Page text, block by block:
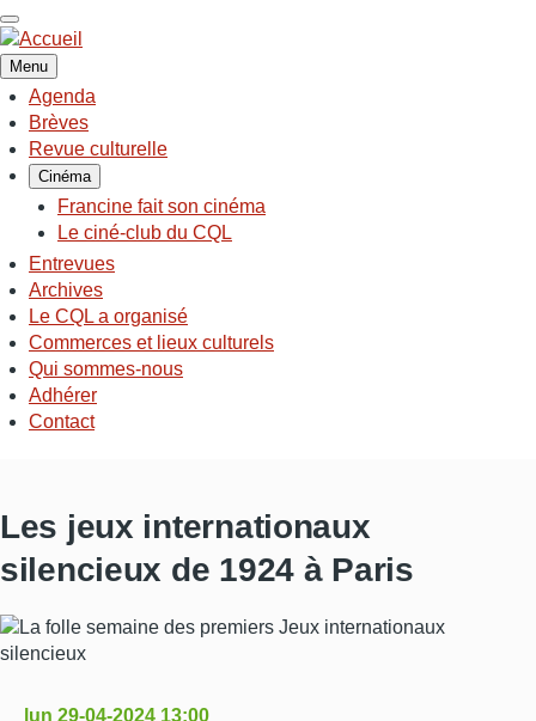
Aller
au
contenu
principal
Menu
NAVIGATION
PRINCIPALE
Agenda
Brèves
Revue culturelle
Cinéma
Francine fait son cinéma
Le ciné-club du CQL
Entrevues
Archives
Le CQL a organisé
Commerces et lieux culturels
Qui sommes-nous
Adhérer
Contact
Les jeux internationaux
silencieux de 1924 à Paris
lun 29-04-2024 13:00